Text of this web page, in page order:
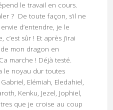
le travail en cours.
? De toute façon, s’il ne
d’entendre, je le
sûr ! Et après j’irai
mon dragon en
marche ! Déjà testé.
le noyau dur toutes
Elémiah, Eledahiel,
Kenku, Jezel, Jophiel,
que je croise au coup